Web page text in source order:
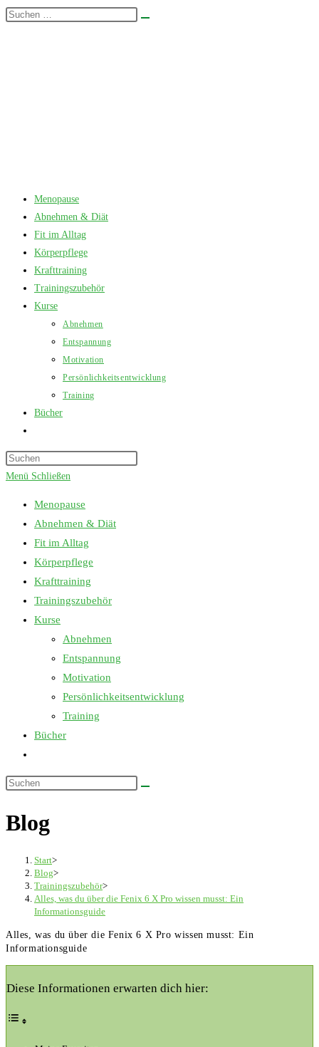
Zum
Diese
Menopause
Abnehmen & Diät
Fit im Alltag
Körperpflege
Krafttraining
Trainingszubehör
Kurse
Abnehmen
Entspannung
Motivation
Persönlichkeitsentwicklung
Training
Bücher
umschalten
Menü Schließen
Menopause
Abnehmen & Diät
Fit im Alltag
Körperpflege
Krafttraining
Trainingszubehör
Kurse
Abnehmen
Entspannung
Motivation
Persönlichkeitsentwicklung
Training
Bücher
umschalten
Diese
durchsuchen
Blog
Start>
Blog>
Trainingszubehör>
Alles, was du über die Fenix 6 X Pro wissen musst: Ein
Informationsguide
Alles, was du über die Fenix 6 X Pro wissen musst: Ein
Informationsguide
Diese Informationen erwarten dich hier: